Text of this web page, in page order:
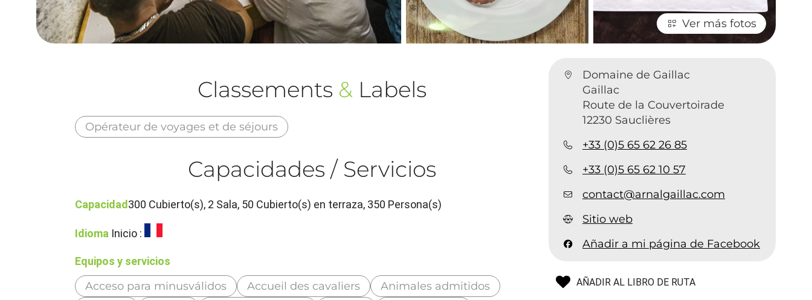
Ver más fotos
Domaine de Gaillac
Gaillac
Route de la Couvertoirade
12230 Sauclières
+33 (0)5 65 62 26 85
+33 (0)5 65 62 10 57
contact@arnalgaillac.com
Sitio web
Añadir a mi página de Facebook
AÑADIR AL LIBRO DE RUTA
Classements & Labels
Opérateur de voyages et de séjours
Capacidades / Servicios
Capacidad 300 Cubierto(s), 2 Sala, 50 Cubierto(s) en terraza, 350 Persona(s)
Idioma Inicio :
Equipos y servicios
Acceso para minusválidos Accueil des cavaliers
Animales admitidos